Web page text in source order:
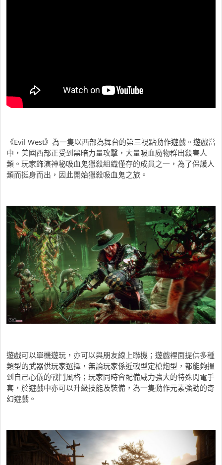
《Evil West》為一隻以西部為舞台的第三視點動作遊戲。遊戲當
中，美國西部正受到黑暗力量攻擊，大量吸血魔物群出殺害人
類。玩家飾演神秘吸血鬼獵殺組織僅存的成員之一，為了保護人
類而挺身而出，因此開始獵殺吸血鬼之旅。
遊戲可以單機遊玩，亦可以與朋友線上聯機；遊戲裡面提供多種
類型的武器供玩家選擇，無論玩家係近戰型定槍炮型，都能夠搵
到自己心儀的戰鬥風格；玩家同時會配備威力強大的特殊閃電手
套，於遊戲中亦可以升級技能及裝備，為一隻動作元素強勁的奇
幻遊戲。